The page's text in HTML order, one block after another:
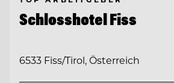
Schlosshotel Fiss
6533 Fiss/Tirol, Österreich